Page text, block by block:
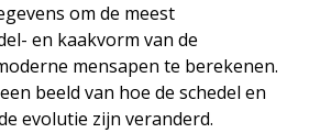
om de meest
en kaakvorm van de
mensapen te berekenen.
beeld van hoe de schedel en
evolutie zijn veranderd.